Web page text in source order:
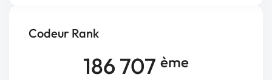
Codeur Rank
186 707 ème